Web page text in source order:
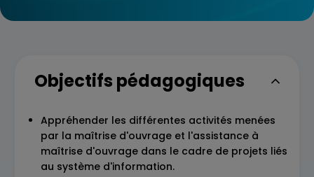
Objectifs pédagogiques
Appréhender les différentes activités menées
par la maîtrise d'ouvrage et l'assistance à
maîtrise d'ouvrage dans le cadre de projets liés
au système d'information.